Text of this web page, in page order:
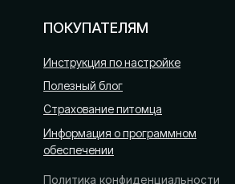
ПОКУПАТЕЛЯМ
Политика конфиденциальности
Инструкция по настройке
Полезный блог
Информация о программном
обеспечении
Страхование питомца